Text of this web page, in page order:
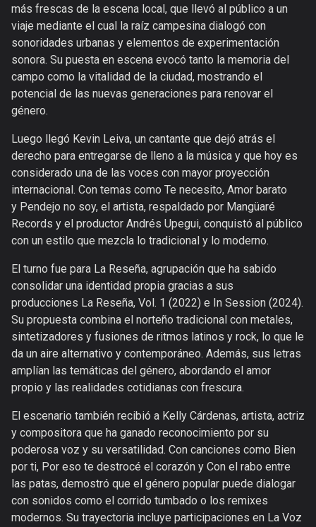
más frescas de la escena local, que llevó al público a un
viaje mediante el cual la raíz campesina dialogó con
sonoridades urbanas y elementos de experimentación
sonora. Su puesta en escena evocó tanto la memoria del
campo como la vitalidad de la ciudad, mostrando el
potencial de las nuevas generaciones para renovar el
género.
Luego llegó Kevin Leiva, un cantante que dejó atrás el
derecho para entregarse de lleno a la música y que hoy es
considerado una de las voces con mayor proyección
internacional. Con temas como Te necesito, Amor barato
y Pendejo no soy, el artista, respaldado por Mangüaré
Records y el productor Andrés Upegui, conquistó al público
con un estilo que mezcla lo tradicional y lo moderno.
El turno fue para La Reseña, agrupación que ha sabido
consolidar una identidad propia gracias a sus
producciones La Reseña, Vol. 1 (2022) e In Session (2024).
Su propuesta combina el norteño tradicional con metales,
sintetizadores y fusiones de ritmos latinos y rock, lo que le
da un aire alternativo y contemporáneo. Además, sus letras
amplían las temáticas del género, abordando el amor
propio y las realidades cotidianas con frescura.
El escenario también recibió a Kelly Cárdenas, artista, actriz
y compositora que ha ganado reconocimiento por su
poderosa voz y su versatilidad. Con canciones como Bien
por ti, Por eso te destrocé el corazón y Con el rabo entre
las patas, demostró que el género popular puede dialogar
con sonidos como el corrido tumbado o los remixes
modernos. Su trayectoria incluye participaciones en La Voz